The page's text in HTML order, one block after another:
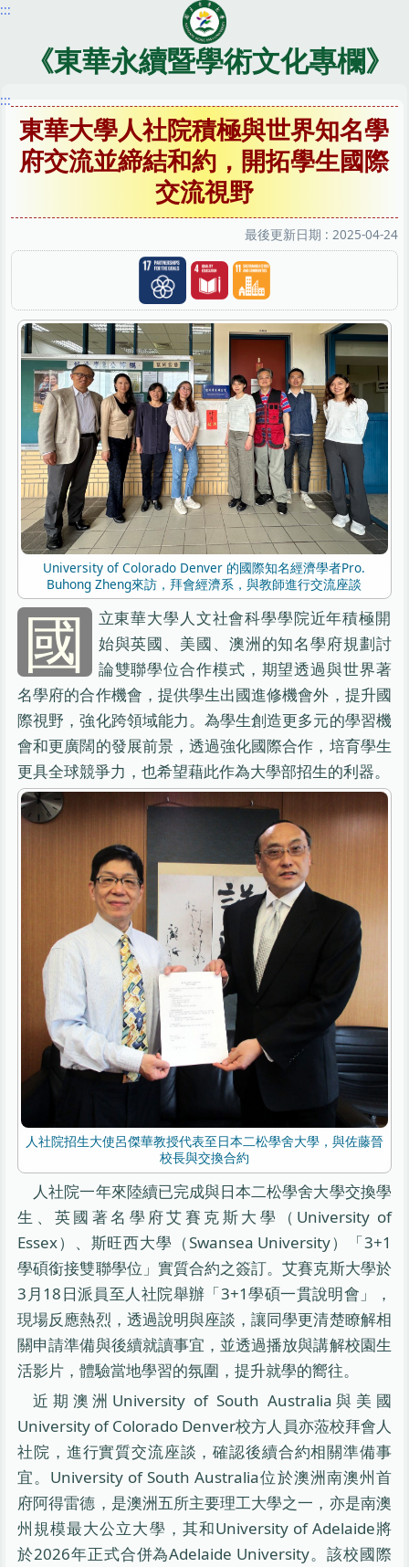
跳
內
區
:::
《東華永續暨學術文化專欄》
:::
東華大學人社院積極與世界知名學
府交流並締結和約，開拓學生國際
交流視野
最後更新日期 : 2025-04-24
University of Colorado Denver 的國際知名經濟學者Pro.
Buhong Zheng來訪，拜會經濟系，與教師進行交流座談
國
立東華大學人文社會科學學院近年積極開
始與英國、美國、澳洲的知名學府規劃討
論雙聯學位合作模式，期望透過與世界著
名學府的合作機會，提供學生出國進修機會外，提升國
際視野，強化跨領域能力。為學生創造更多元的學習機
會和更廣闊的發展前景，透過強化國際合作，培育學生
更具全球競爭力，也希望藉此作為大學部招生的利器。
人社院招生大使呂傑華教授代表至日本二松學舍大學，與佐藤晉
校長與交換合約
人社院一年來陸續已完成與日本二松學舍大學交換學
生、英國著名學府艾賽克斯大學（University of
Essex）、斯旺西大學（Swansea University）「3+1
學碩銜接雙聯學位」實質合約之簽訂。艾賽克斯大學於
3月18日派員至人社院舉辦「3+1學碩一貫說明會」，
現場反應熱烈，透過說明與座談，讓同學更清楚瞭解相
關申請準備與後續就讀事宜，並透過播放與講解校園生
活影片，體驗當地學習的氛圍，提升就學的嚮往。
近期澳洲University of South Australia與美國
University of Colorado Denver校方人員亦蒞校拜會人
社院，進行實質交流座談，確認後續合約相關準備事
宜。University of South Australia位於澳洲南澳州首
府阿得雷德，是澳洲五所主要理工大學之一，亦是南澳
州規模最大公立大學，其和University of Adelaide將
於2026年正式合併為Adelaide University。該校國際